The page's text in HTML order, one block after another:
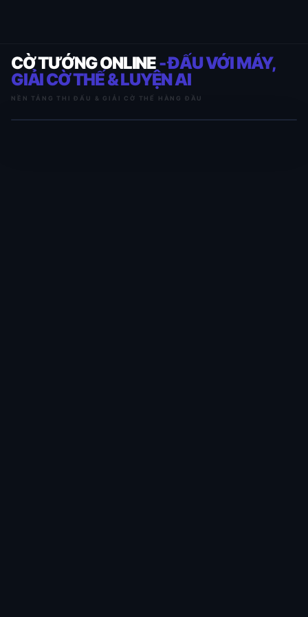
CỜ TƯỚNG ONLINE- ĐẤU VỚI MÁY,
GIẢI CỜ THẾ & LUYỆN AI
NỀN TẢNG THI ĐẤU & GIẢI CỜ THẾ HÀNG ĐẦU